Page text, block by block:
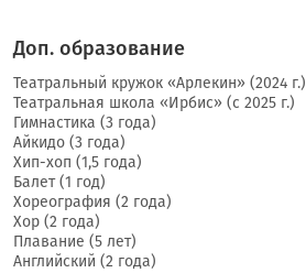
Доп. образование
Театральный кружок «Арлекин» (2024 г.)
Театральная школа «Ирбис» (с 2025 г.)
Гимнастика (3 года)
Айкидо (3 года)
Хип-хоп (1,5 года)
Балет (1 год)
Хореография (2 года)
Хор (2 года)
Плавание (5 лет)
Английский (2 года)